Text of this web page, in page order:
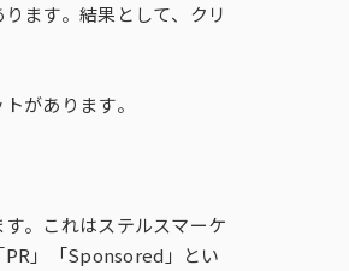
ます。結果として、クリ
があります。
。これはステルスマーケ
PR」「Sponsored」とい